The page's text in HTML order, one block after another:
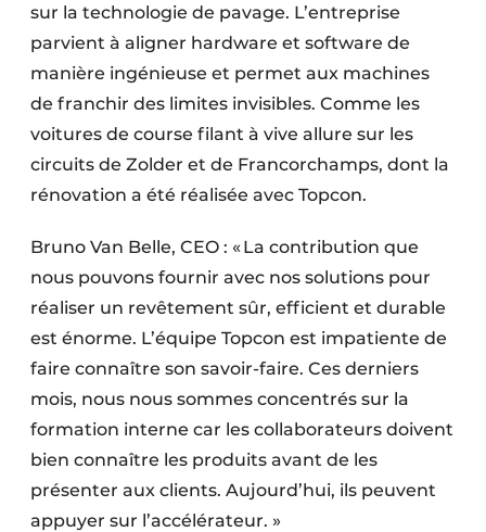
sur la technologie de pavage. L’entreprise
parvient à aligner hardware et software de
manière ingénieuse et permet aux machines
de franchir des limites invisibles. Comme les
voitures de course filant à vive allure sur les
circuits de Zolder et de Francorchamps, dont la
rénovation a été réalisée avec Topcon.
Bruno Van Belle, CEO : « La contribution que
nous pouvons fournir avec nos solutions pour
réaliser un revêtement sûr, efficient et durable
est énorme. L’équipe Topcon est impatiente de
faire connaître son savoir-faire. Ces derniers
mois, nous nous sommes concentrés sur la
formation interne car les collaborateurs doivent
bien connaître les produits avant de les
présenter aux clients. Aujourd’hui, ils peuvent
appuyer sur l’accélérateur. »